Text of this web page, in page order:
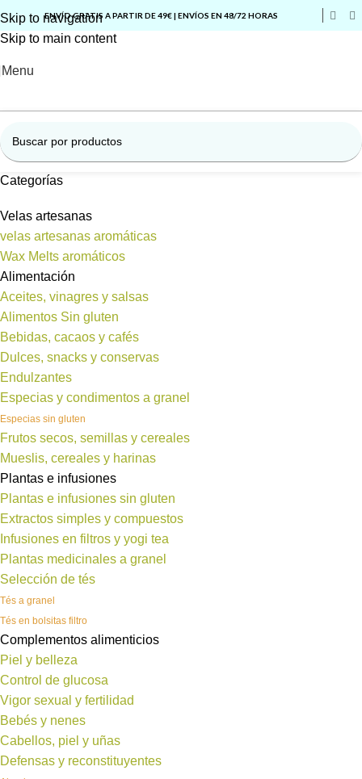
Skip to navigation
Skip to main content
ENVÍO GRATIS A PARTIR DE 49€ | ENVÍOS EN 48/72 HORAS
Menu
Categorías
Velas artesanas
velas artesanas aromáticas
Wax Melts aromáticos
Alimentación
Aceites, vinagres y salsas
Alimentos Sin gluten
Bebidas, cacaos y cafés
Dulces, snacks y conservas
Endulzantes
Especias y condimentos a granel
Especias sin gluten
Frutos secos, semillas y cereales
Mueslis, cereales y harinas
Plantas e infusiones
Plantas e infusiones sin gluten
Extractos simples y compuestos
Infusiones en filtros y yogi tea
Plantas medicinales a granel
Selección de tés
Tés a granel
Tés en bolsitas filtro
Complementos alimenticios
Piel y belleza
Control de glucosa
Vigor sexual y fertilidad
Bebés y nenes
Cabellos, piel y uñas
Defensas y reconstituyentes